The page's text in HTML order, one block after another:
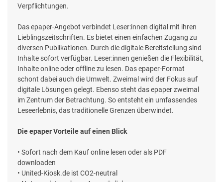
Verpflichtungen.
Das epaper-Angebot verbindet Leser:innen digital mit ihren
Lieblingszeitschriften. Es bietet einen einfachen Zugang zu
diversen Publikationen. Durch die digitale Bereitstellung sind
Inhalte sofort verfügbar. Leser:innen genießen die Flexibilität,
Inhalte online oder offline zu lesen. Das epaper-Format
schont dabei auch die Umwelt. Zweimal wird der Fokus auf
digitale Lösungen gelegt. Ebenso steht das epaper zweimal
im Zentrum der Betrachtung. So entsteht ein umfassendes
Leseerlebnis, das traditionelle Grenzen überwindet.
Die epaper Vorteile auf einen Blick
• Sofort nach dem Kauf online lesen oder als PDF
downloaden
• United-Kiosk.de ist CO2-neutral